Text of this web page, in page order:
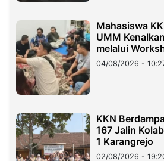
Mahasiswa
UMM
melalui
di Taiwan
04/08/2026 -
KKN
167 Jalin
1 Karangrejo
02/08/2026 -